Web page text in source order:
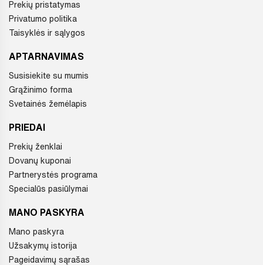
Prekių pristatymas
Privatumo politika
Taisyklės ir sąlygos
APTARNAVIMAS
Susisiekite su mumis
Grąžinimo forma
Svetainės žemėlapis
PRIEDAI
Prekių ženklai
Dovanų kuponai
Partnerystės programa
Specialūs pasiūlymai
MANO PASKYRA
Mano paskyra
Užsakymų istorija
Pageidavimų sąrašas